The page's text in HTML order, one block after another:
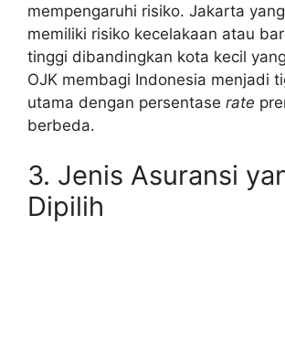
mempengaruhi risiko. Jakarta
memiliki risiko kecelakaan atau
tinggi dibandingkan kota kecil
OJK membagi Indonesia menjadi
utama dengan persentase rate
berbeda.
3. Jenis Asuransi
Dipilih